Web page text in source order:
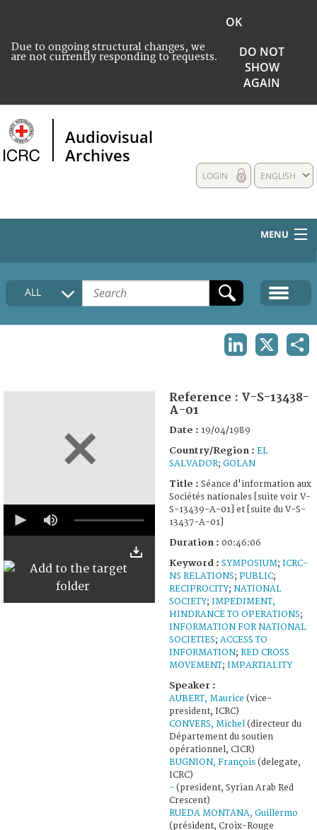
Due to ongoing structural changes, we
are not currently responding to requests.
OK
DO NOT
SHOW
AGAIN
Audiovisual
Archives
ENGLISH
LOGIN
MENU
HOME
COLLECTIONS DESCRIPTION
ALL
seconds
6
Reference : V-S-13438-
A-01
Date : 19/04/1989
Country/Region : EL
SALVADOR; GOLAN
Title : Séance d'information aux
Sociétés nationales [suite voir V-
S-13439-A-01] et [suite du V-S-
13437-A-01]
Duration : 00:46:06
Keyword : SYMPOSIUM; ICRC-
NS RELATIONS; PUBLIC;
RECIPROCITY; NATIONAL
SOCIETY; IMPEDIMENT,
HINDRANCE TO OPERATIONS;
INFORMATION FOR NATIONAL
SOCIETIES; ACCESS TO
INFORMATION; RED CROSS
MOVEMENT; IMPARTIALITY
Speaker :
AUBERT, Maurice (vice-
president, ICRC)
CONVERS, Michel (directeur du
Département du soutien
opérationnel, CICR)
BUGNION, François (delegate,
ICRC)
- (president, Syrian Arab Red
Crescent)
RUEDA MONTANA, Guillermo
(président, Croix-Rouge